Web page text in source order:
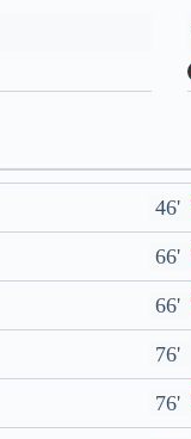
46'
66'
66'
76'
76'